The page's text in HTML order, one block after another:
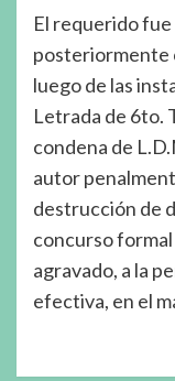
El requerido
posteriormente
luego de las
Letrada de 6to.
condena de
autor
destrucción de
concurso
agravado, a la
efectiva, en el